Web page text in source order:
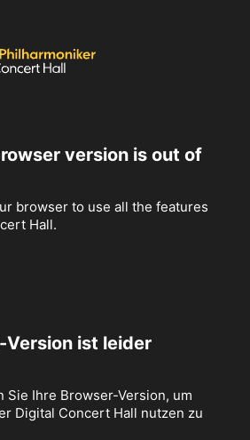
version is out of
browser to use all the features
Hall.
Version ist leider
Sie Ihre Browser-Version, um
Digital Concert Hall nutzen zu